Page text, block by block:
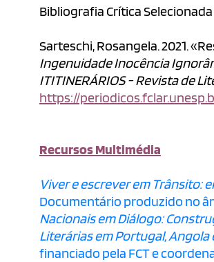
Bibliografia Crítica Selecionada
Sarteschi, Rosangela. 2021.
Ingenuidade Inocência
ITITINERÁRIOS - Revista de
https://
Recursos Multimédia
Viver e escrever em Trânsito:
Documentário produzido no
Nacionais em Diálogo:
Literárias em Portugal, Angola
financiado pela FCT e